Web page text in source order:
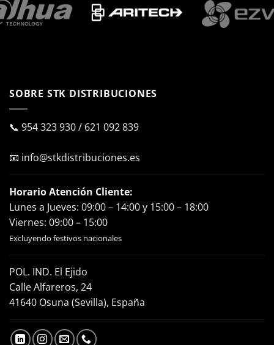
SOBRE STK DISTRIBUCIONES
📞 954 323 930/ 621 092 839
📧 info@stkdistribuciones.es
Horario Atención Cliente:
Lunes a Jueves: 09:00 – 14:00 y 15:00 – 18:00
Viernes: 09:00 – 15:00
Excluyendo festivos nacionales
POL. IND. El Ejido
Calle Alfareros, 24
41640 Osuna (Sevilla), España